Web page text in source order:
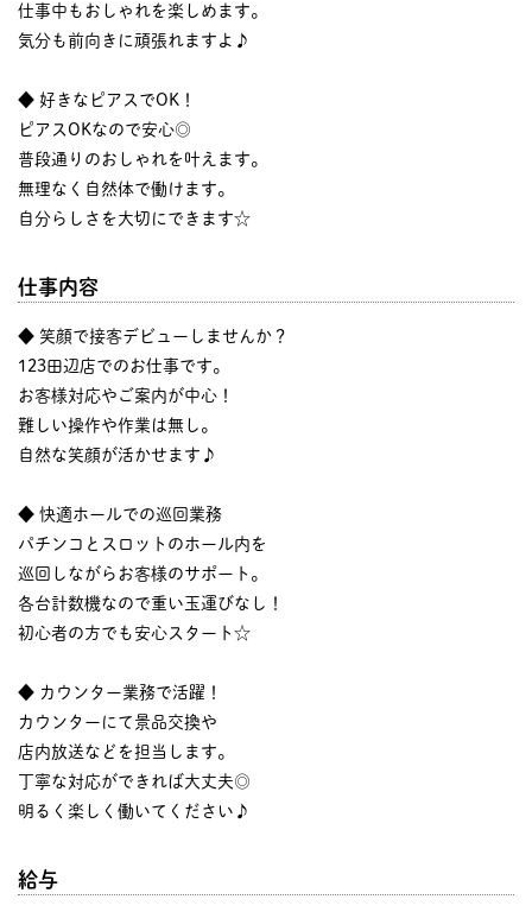
仕事中もおしゃれを楽しめます。
気分も前向きに頑張れますよ♪
◆ 好きなピアスでOK！
ピアスOKなので安心◎
普段通りのおしゃれを叶えます。
無理なく自然体で働けます。
自分らしさを大切にできます☆
仕事内容
◆ 笑顔で接客デビューしませんか？
123田辺店でのお仕事です。
お客様対応やご案内が中心！
難しい操作や作業は無し。
自然な笑顔が活かせます♪
◆ 快適ホールでの巡回業務
パチンコとスロットのホール内を
巡回しながらお客様のサポート。
各台計数機なので重い玉運びなし！
初心者の方でも安心スタート☆
◆ カウンター業務で活躍！
カウンターにて景品交換や
店内放送などを担当します。
丁寧な対応ができれば大丈夫◎
明るく楽しく働いてください♪
給与